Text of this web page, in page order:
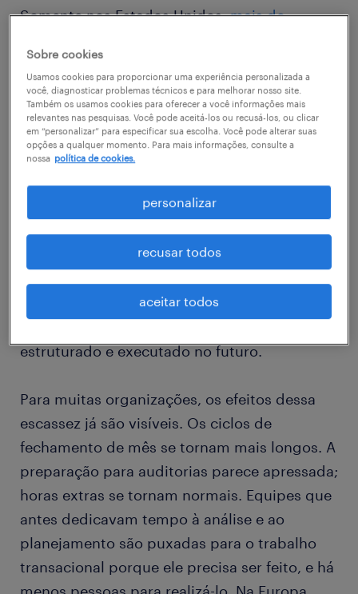
Somente nos Estados Unidos,mais de
nos últimos anos. Ao mesmo tempo, menos
graduados estão buscando cursos de
contabilidade,com a Geração Z
demonstrando menor interesse por funções
financeiras tradicionais
empresas estão importando talentos para
preencher posições essenciais, como ocorre
na Holanda,onde a contratação de
contadores estrangeiros aumentou
Eles apontam para uma mudança estrutural
estruturado e executado no futuro.
Para muitas organizações, os efeitos dessa
escassez já são visíveis. Os ciclos de
fechamento de mês se tornam mais longos. A
preparação para auditorias parece apressada;
horas extras se tornam normais. Equipes que
antes dedicavam tempo à análise e ao
planejamento são puxadas para o trabalho
transacional porque ele precisa ser feito, e há
Sobre cookies
Usamos cookies para proporcionar uma experiência personalizada a
você, diagnosticar problemas técnicos e para melhorar nosso site.
Também os usamos cookies para oferecer a você informações mais
relevantes nas pesquisas. Você pode aceitá-los ou recusá-los, ou clicar
em “personalizar” para especificar sua escolha. Você pode alterar suas
opções a qualquer momento. Para mais informações, consulte a
nossa política de cookies.
personalizar
recusar todos
aceitar todos